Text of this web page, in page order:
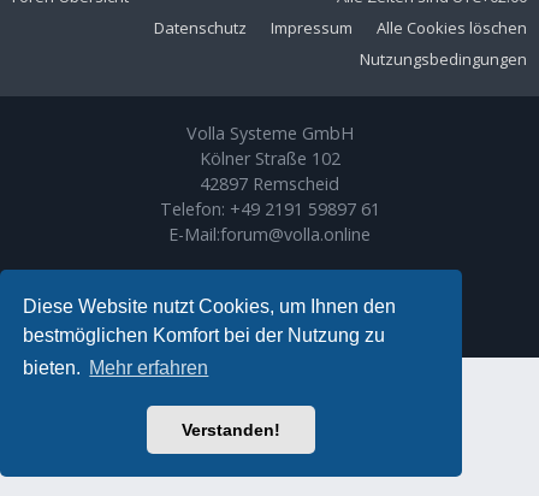
Diese Website nutzt Cookies, um Ihnen den
bestmöglichen Komfort bei der Nutzung zu
bieten. Mehr erfahren
Verstanden!
Alle Cookies löschen
Impressum
Datenschutz
Nutzungsbedingungen
Volla Systeme GmbH
Kölner Straße 102
42897 Remscheid
Telefon: +49 2191 59897 61
E-Mail:forum@volla.online
Ariki Theme byGramziu